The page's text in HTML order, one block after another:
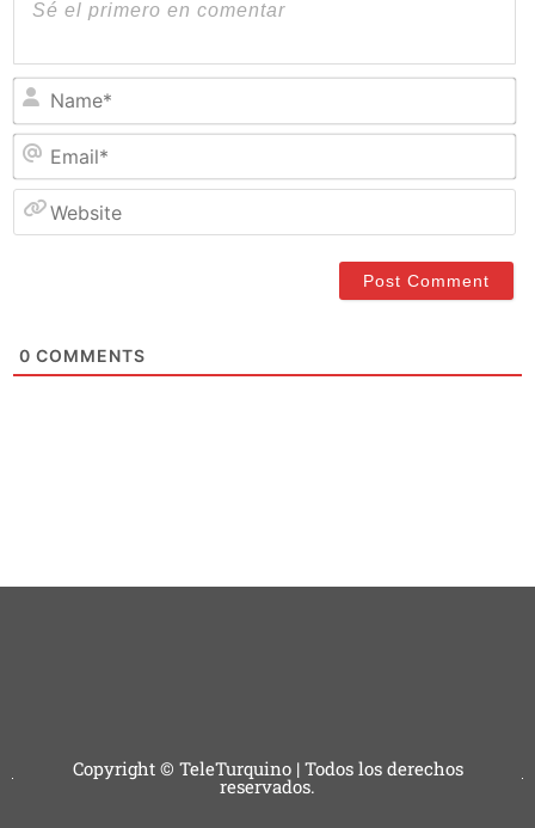
0 COMMENTS
Copyright © TeleTurquino | Todos los derechos
reservados.